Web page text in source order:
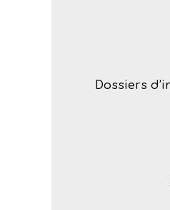
Dossiers